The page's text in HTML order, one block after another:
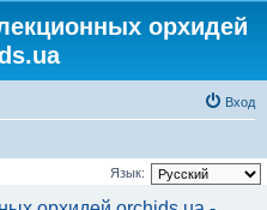
орхидей
Вход
Язык: